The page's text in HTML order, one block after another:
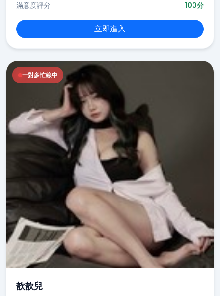
滿意度評分
100分
立即進入
一對多忙線中
歆歆兒